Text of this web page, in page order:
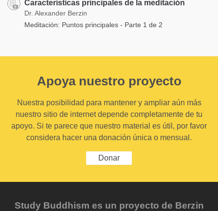
Características principales de la meditación
Dr. Alexander Berzin
Meditación: Puntos principales - Parte 1 de 2
Apoya nuestro proyecto
Nuestra posibilidad para mantener y ampliar aún más
nuestro sitio de internet depende completamente de tu
apoyo. Si te parece que nuestro material es útil, por favor
considera hacer una donación única o mensual.
Donar
Study Buddhism es un proyecto de Berzin